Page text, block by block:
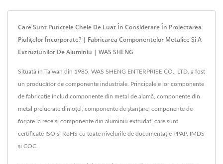
Care Sunt Punctele Cheie De Luat În Considerare În Proiectarea
Piulițelor Încorporate? | Fabricarea Componentelor Metalice Și A
Extruziunilor De Aluminiu | WAS SHENG
Situată în Taiwan din 1985, WAS SHENG ENTERPRISE CO., LTD. a fost
un producător de componente industriale. Principalele lor componente
de fabricație includ componente din metal de alamă, componente din
metal prelucrate din oțel, componente de ștanțare, componente de
forjare la rece și componente din aluminiu extrudat, care sunt
certificate ISO și RoHS cu toate nivelurile de documentație PPAP, IMDS
și COC.